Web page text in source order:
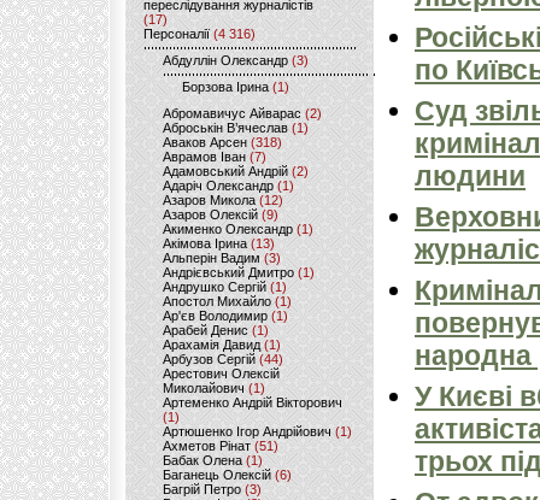
переслідування журналістів
(17)
Персоналії (4 316)
Абдуллін Олександр (3)
Борзова Ірина(1)
Абромавичус Айварас (2)
Аброськін В’ячеслав(1)
Аваков Арсен (318)
Аврамов Іван (7)
Адамовський Андрій(2)
Адаріч Олександр (1)
Азаров Микола (12)
Азаров Олексій (9)
Акименко Олександр(1)
Акімова Ірина(13)
Альперін Вадим (3)
Андрієвський Дмитро(1)
Андрушко Сергій(1)
Апостол Михайло(1)
Ар'єв Володимир (1)
Арабей Денис(1)
Арахамія Давид (1)
Арбузов Сергій (44)
Арестович Олексій
Миколайович(1)
Артеменко Андрій Вікторович
(1)
Артюшенко Ігор Андрійович(1)
Ахметов Рінат(51)
Бабак Олена(1)
Баганець Олексій(6)
Багрій Петро (3)
по
Суд
людини
народна
У Києві
трьох